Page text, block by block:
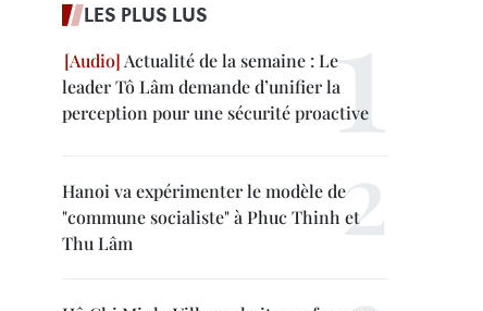
LES PLUS LUS
Actualité de la semaine : Le
leader Tô Lâm demande d’unifier la
perception pour une sécurité proactive
Hanoi va expérimenter le modèle de
"commune socialiste" à Phuc Thinh et
Thu Lâm